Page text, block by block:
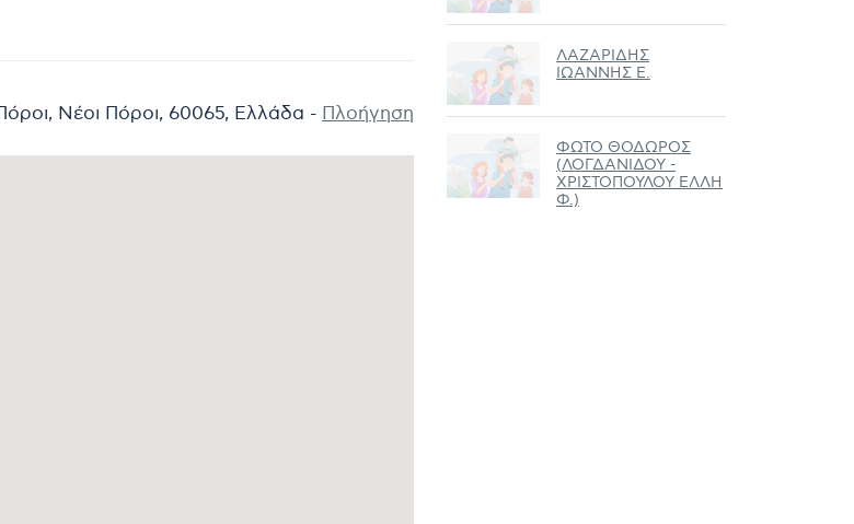
Νέοι Πόροι, 60065, Ελλάδα - Πλοήγηση
ΛΑΖΑΡΙΔΗΣ
ΙΩΑΝΝΗΣ Ε.
ΦΩΤΟ ΘΟΔΩΡΟΣ
(ΛΟΓΔΑΝΙΔΟΥ -
ΧΡΙΣΤΟΠΟΥΛΟΥ ΕΛΛΗ
Φ.)